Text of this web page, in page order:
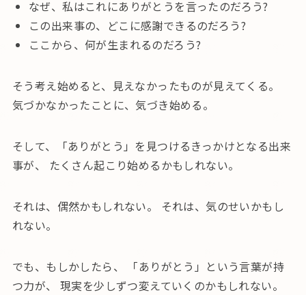
なぜ、私はこれにありがとうを言ったのだろう?
この出来事の、どこに感謝できるのだろう?
ここから、何が生まれるのだろう?
そう考え始めると、見えなかったものが見えてくる。
気づかなかったことに、気づき始める。
そして、「ありがとう」を見つけるきっかけとなる出来
事が、 たくさん起こり始めるかもしれない。
それは、偶然かもしれない。 それは、気のせいかもし
れない。
でも、もしかしたら、 「ありがとう」という言葉が持
つ力が、 現実を少しずつ変えていくのかもしれない。